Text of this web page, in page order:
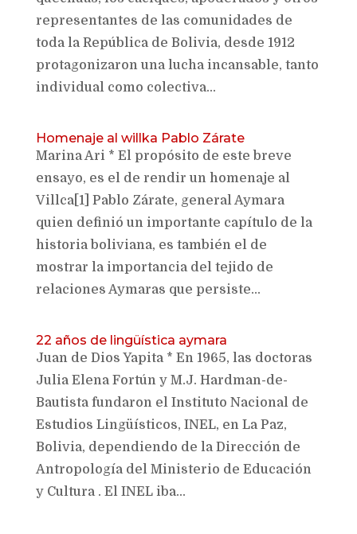
representantes de las comunidades de
toda la República de Bolivia, desde 1912
protagonizaron una lucha incansable, tanto
individual como colectiva...
Homenaje al willka Pablo Zárate
Marina Ari * El propósito de este breve
ensayo, es el de rendir un homenaje al
Villca[1] Pablo Zárate, general Aymara
quien definió un importante capítulo de la
historia boliviana, es también el de
mostrar la importancia del tejido de
relaciones Aymaras que persiste...
22 años de lingüística aymara
Juan de Dios Yapita * En 1965, las doctoras
Julia Elena Fortún y M.J. Hardman-de-
Bautista fundaron el Instituto Nacional de
Estudios Lingüísticos, INEL, en La Paz,
Bolivia, dependiendo de la Dirección de
Antropología del Ministerio de Educación
y Cultura . El INEL iba...